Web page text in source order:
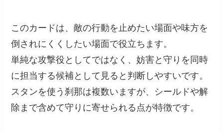
このカードは、敵の行動を止めたい場面や味方を
倒されにくくしたい場面で役立ちます。
単純な攻撃役としてではなく、妨害と守りを同時
に担当する候補として見ると判断しやすいです。
スタンを使う刹那は複数いますが、シールドや解
除まで含めて守りに寄せられる点が特徴です。